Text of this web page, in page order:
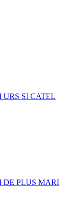
URS SI CATEL
DE PLUS MARI